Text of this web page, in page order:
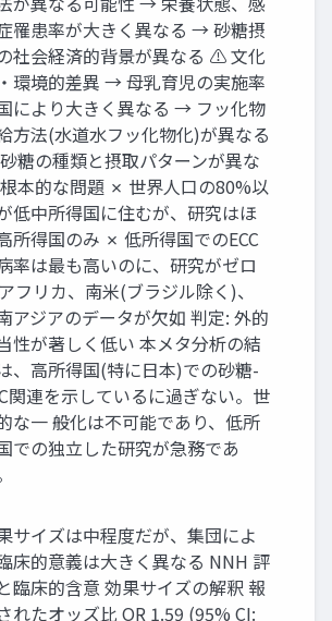
罹患率が大きく異なる → 砂糖摂
社会経済的背景が異なる ⚠ 文化
環境的差異 → 母乳育児の実施率
により大きく異なる → フッ化物
方法(水道水フッ化物化)が異なる
糖の種類と摂取パターンが異な
本的な問題 ✗ 世界人口の80%以
低中所得国に住むが、研究はほ
所得国のみ ✗ 低所得国でのECC
率は最も高いのに、研究がゼロ
フリカ、南米(ブラジル除く)、
アジアのデータが欠如 判定: 外的
性が著しく低い 本メタ分析の結
、高所得国(特に日本)での砂糖-
関連を示しているに過ぎない。世
な一 般化は不可能であり、低所
での独立した研究が急務であ
サイズは中程度だが、集団によ
床的意義は大きく異なる NNH 評
臨床的含意 効果サイズの解釈 報
れたオッズ比 OR 1.59 (95% CI: